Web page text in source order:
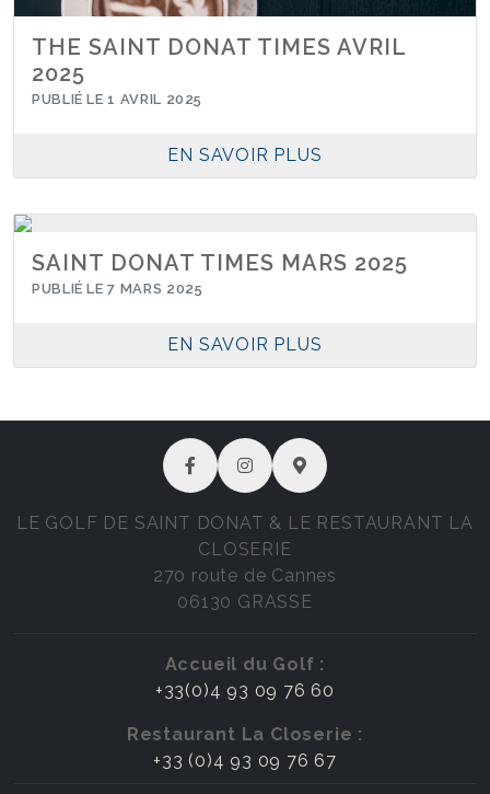
THE SAINT DONAT TIMES AVRIL
2025
PUBLIÉ LE 1 AVRIL 2025
EN SAVOIR PLUS
SAINT DONAT TIMES MARS 2025
PUBLIÉ LE 7 MARS 2025
EN SAVOIR PLUS
LE GOLF DE SAINT DONAT & LE RESTAURANT LA
CLOSERIE
270 route de Cannes
06130 GRASSE
Accueil du Golf :
+33(0)4 93 09 76 60
Restaurant La Closerie :
+33 (0)4 93 09 76 67